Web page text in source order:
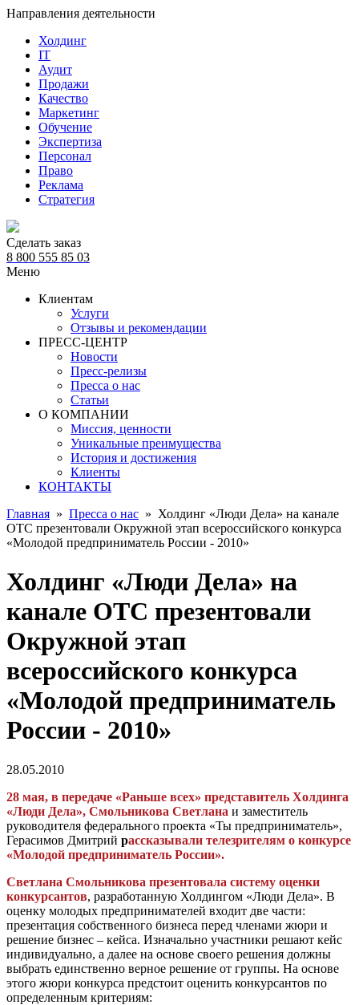
Направления деятельности
Холдинг
IT
Аудит
Продажи
Качество
Маркетинг
Обучение
Экспертиза
Персонал
Право
Реклама
Стратегия
Сделать заказ
8 800 555 85 03
Меню
Клиентам
Услуги
Отзывы и рекомендации
ПРЕСС-ЦЕНТР
Новости
Пресс-релизы
Пресса о нас
Статьи
О КОМПАНИИ
Миссия, ценности
Уникальные преимущества
История и достижения
Клиенты
КОНТАКТЫ
Главная » Пресса о нас » Холдинг «Люди Дела» на канале
ОТС презентовали Окружной этап всероссийского конкурса
«Молодой предприниматель России - 2010»
Холдинг «Люди Дела» на
канале ОТС презентовали
Окружной этап
всероссийского конкурса
«Молодой предприниматель
России - 2010»
28.05.2010
28 мая, в передаче «Раньше всех» представитель Холдинга
«Люди Дела», Смольникова Светлана и заместитель
руководителя федерального проекта «Ты предприниматель»,
Герасимов Дмитрий рассказывали телезрителям о конкурсе
«Молодой предприниматель России».
Светлана Смольникова презентовала систему оценки
конкурсантов, разработанную Холдингом «Люди Дела». В
оценку молодых предпринимателей входит две части:
презентация собственного бизнеса перед членами жюри и
решение бизнес – кейса. Изначально участники решают кейс
индивидуально, а далее на основе своего решения должны
выбрать единственно верное решение от группы. На основе
этого жюри конкурса предстоит оценить конкурсантов по
определенным критериям: